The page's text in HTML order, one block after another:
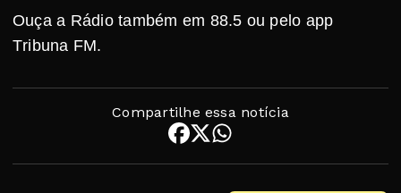
Ouça a Rádio também em 88.5 ou pelo app
Tribuna FM.
Compartilhe essa notícia